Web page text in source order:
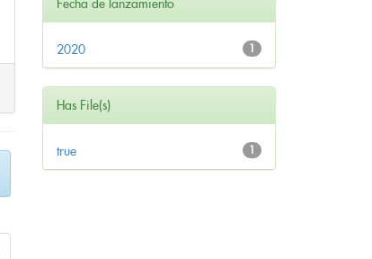
Fecha de lanzamiento
1
2020
Has File(s)
1
true